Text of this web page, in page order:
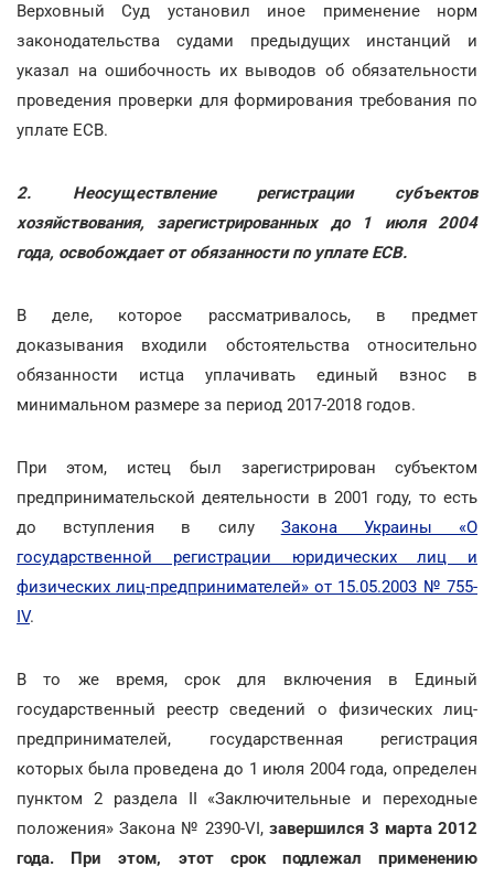
Верховный Суд установил иное применение норм
законодательства судами предыдущих инстанций и
указал на ошибочность их выводов об обязательности
проведения проверки для формирования требования по
уплате ЕСВ.
2. Неосуществление регистрации субъектов
хозяйствования, зарегистрированных до 1 июля 2004
года, освобождает от обязанности по уплате ЕСВ.
В деле, которое рассматривалось, в предмет
доказывания входили обстоятельства относительно
обязанности истца уплачивать единый взнос в
минимальном размере за период 2017-2018 годов.
При этом, истец был зарегистрирован субъектом
предпринимательской деятельности в 2001 году, то есть
до вступления в силу Закона Украины «О
государственной регистрации юридических лиц и
физических лиц-предпринимателей» от 15.05.2003 № 755-
IV.
В то же время, срок для включения в Единый
государственный реестр сведений о физических лиц-
предпринимателей, государственная регистрация
которых была проведена до 1 июля 2004 года, определен
пунктом 2 раздела II «Заключительные и переходные
положения» Закона № 2390-VI, завершился 3 марта 2012
года. При этом, этот срок подлежал применению